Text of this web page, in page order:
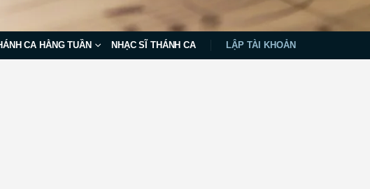
CA HẰNG TUẦN NHẠC SĨ THÁNH CA LẬP TÀI KHOẢN